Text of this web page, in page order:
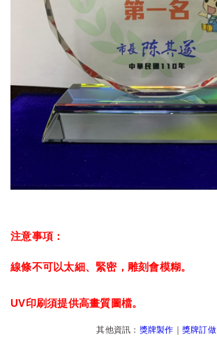
注意事項：
線條不可以太細、緊密，雕刻會模糊。
UV印刷須提供高畫質圖檔。
其他資訊： 獎牌製作 獎牌訂做